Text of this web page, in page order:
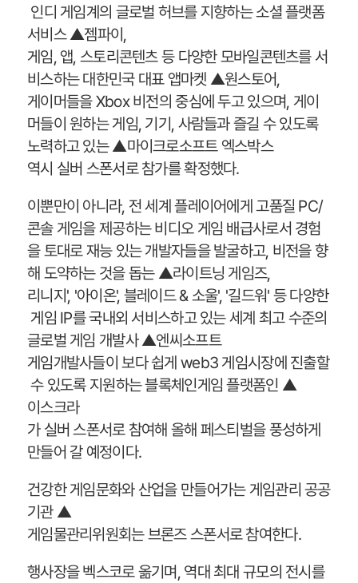
인디 게임계의 글로벌 허브를 지향하는 소셜 플랫폼
서비스 ▲젬파이,
게임, 앱, 스토리콘텐츠 등 다양한 모바일콘텐츠를 서
비스하는 대한민국 대표 앱마켓 ▲원스토어,
게이머들을 Xbox 비전의 중심에 두고 있으며, 게이
머들이 원하는 게임, 기기, 사람들과 즐길 수 있도록
노력하고 있는 ▲마이크로소프트 엑스박스
역시 실버 스폰서로 참가를 확정했다.
이뿐만이 아니라, 전 세계 플레이어에게 고품질 PC/
콘솔 게임을 제공하는 비디오 게임 배급사로서 경험
을 토대로 재능 있는 개발자들을 발굴하고, 비전을 향
해 도약하는 것을 돕는 ▲라이트닝 게임즈,
리니지', '아이온', 블레이드 & 소울', '길드워' 등 다양한
게임 IP를 국내외 서비스하고 있는 세계 최고 수준의
글로벌 게임 개발사 ▲엔씨소프트
게임개발사들이 보다 쉽게 web3 게임시장에 진출할
수 있도록 지원하는 블록체인게임 플랫폼인 ▲
이스크라
가 실버 스폰서로 참여해 올해 페스티벌을 풍성하게
만들어 갈 예정이다.
건강한 게임문화와 산업을 만들어가는 게임관리 공공
기관 ▲
게임물관리위원회는 브론즈 스폰서로 참여한다.
행사장을 벡스코로 옮기며, 역대 최대 규모의 전시를